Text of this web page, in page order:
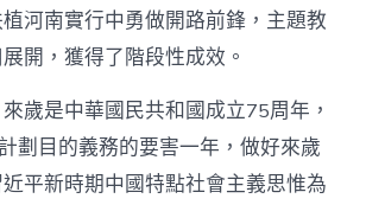
河南實行中勇做開路前鋒，主題教
開，獲得了階段性成效。
歲是中華國民共和國成立75周年，
劃目的義務的要害一年，做好來歲
平新時期中國特點社會主義思惟為